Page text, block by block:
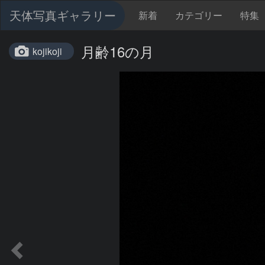
天体写真ギャラリー 新着 カテゴリー 特集
kojikoji 月齢16の月